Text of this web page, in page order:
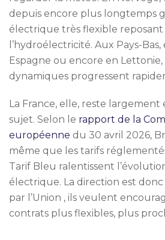
depuis encore plus longtemps
électrique très flexible reposant
l’hydroélectricité. Aux Pays-
Espagne ou encore en
dynamiques progressent
La France, elle, reste
sujet. Selon le rapport de la
européenne du 30 avril 2026,
même que les tarifs
Tarif Bleu ralentissent
électrique. La direction est
par l’Union , ils veulent
contrats plus flexibles, plus